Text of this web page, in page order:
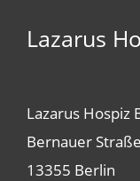
Lazarus
Lazarus Hospiz
Bernauer
13355 Berlin